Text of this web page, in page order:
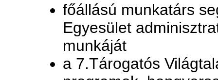
főállású munkatárs
Egyesület
munkáját
a 7.Tárogatós